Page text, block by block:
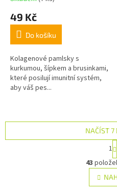
49 Kč
Do košíku
Kolagenové pamlsky s
kurkumou, šípkem a brusinkami,
které posilují imunitní systém,
aby váš pes...
O
l
NAČÍST 7
t
r
1
43